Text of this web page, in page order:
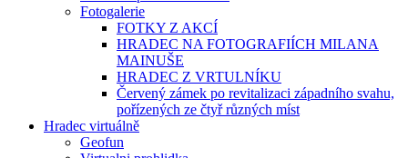
Fotogalerie
FOTKY Z AKCÍ
HRADEC NA FOTOGRAFIÍCH MILANA
MAINUŠE
HRADEC Z VRTULNÍKU
Červený zámek po revitalizaci západního svahu,
pořízených ze čtyř různých míst
Hradec virtuálně
Geofun